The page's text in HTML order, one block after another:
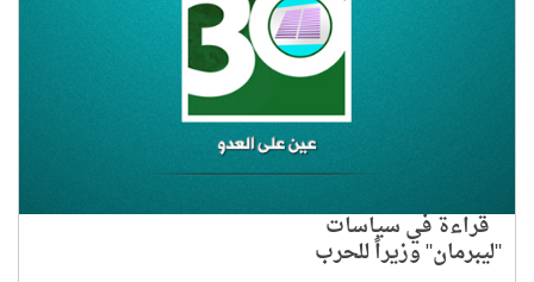
قراءة في سياسات
"ليبرمان" وزيراً للحرب